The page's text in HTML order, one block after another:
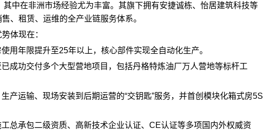
中在非洲市场经验尤为丰富。其旗下拥有安捷诚栋、怡居建筑科技等
、租赁、运维的全产业链服务体系。
体现在：
用年限提升至25年以上，核心部件实现全自动化生产。
成功交付多个大型营地项目，包括丹格特炼油厂万人营地等标杆工
产运输、现场安装到后期运营的“交钥匙”服务，并首创模块化箱式房5S
总承包二级资质、高新技术企业认证、CE认证等多项国内外权威资